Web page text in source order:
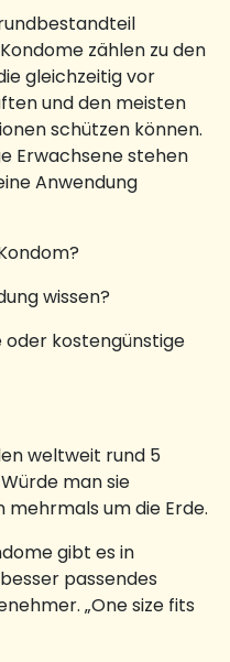
zählen zu den
gleichzeitig vor
und den meisten
schützen können.
Erwachsene stehen
Anwendung
wissen?
kostengünstige
weltweit rund 5
man sie
um die Erde.
gibt es in
passendes
„One size fits